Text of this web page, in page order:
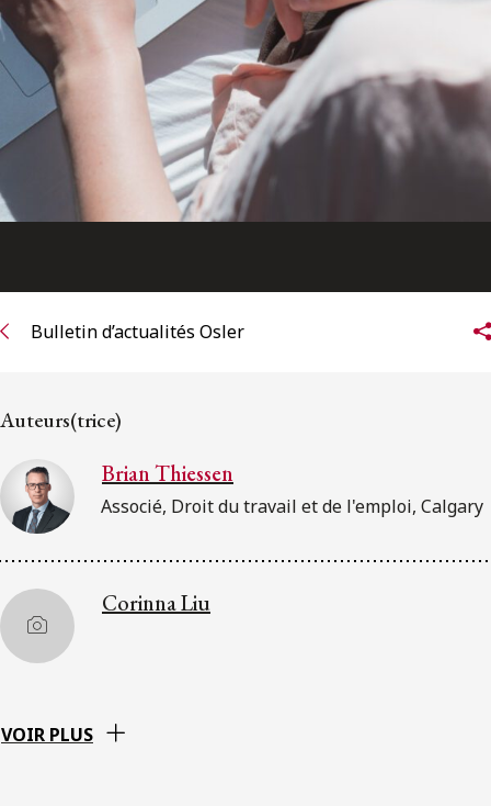
Bulletin d’actualités Osler
Auteurs(trice)
Brian Thiessen
Associé, Droit du travail et de l'emploi, Calgary
Corinna Liu
VOIR PLUS